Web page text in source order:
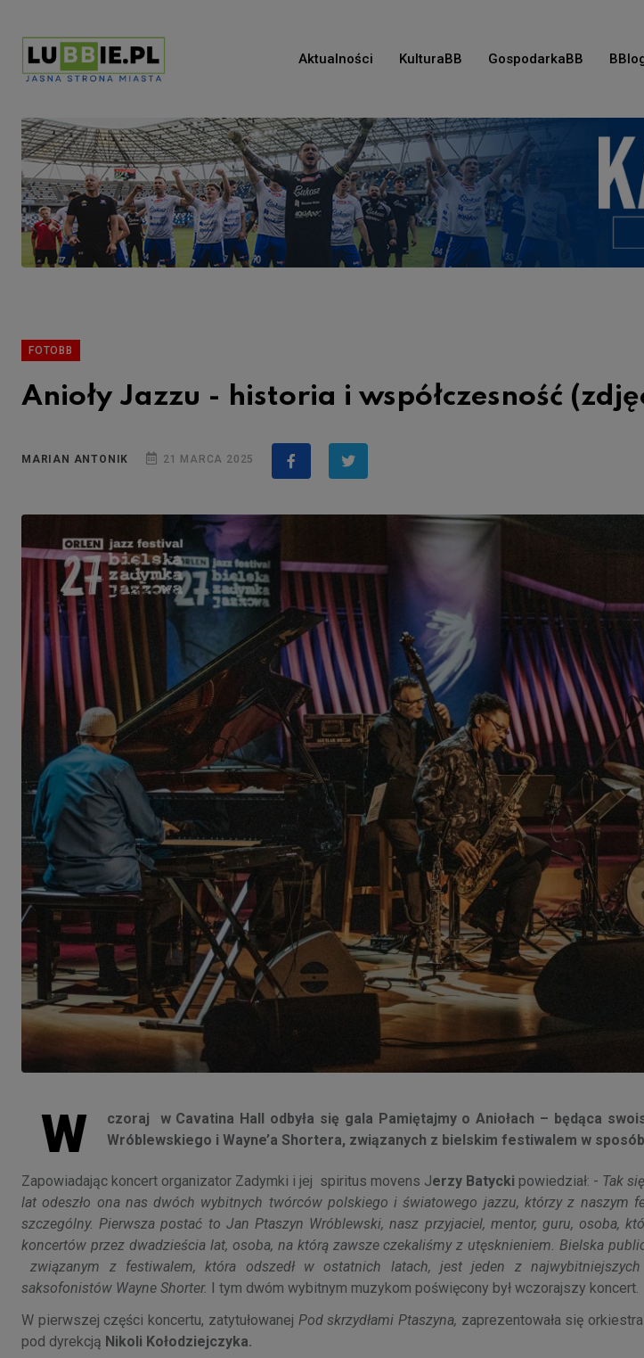
Aktualności KulturaBB GospodarkaBB
FOTOBB
Anioły Jazzu - historia i współczesność
MARIAN ANTONIK 21 MARCA 2025
W
czoraj w Cavatina Hall odbyła się gala Pamiętajmy o Aniołach – będąca
Wróblewskiego i Wayne’a Shortera, związanych z bielskim festiwalem w
Zapowiadając koncert organizator Zadymki i jej spiritus movens Jerzy Batycki powiedział: - Tak
lat odeszło ona nas dwóch wybitnych twórców polskiego i światowego jazzu, którzy z naszym
szczególny. Pierwsza postać to Jan Ptaszyn Wróblewski, nasz przyjaciel, mentor, guru, osoba,
koncertów przez dwadzieścia lat, osoba, na którą zawsze czekaliśmy z utęsknieniem. Bielska
związanym z festiwalem, która odszedł w ostatnich latach, jest jeden z
saksofonistów Wayne Shorter. I tym dwóm wybitnym muzykom poświęcony był wczorajszy koncert.
W pierwszej części koncertu, zatytułowanej Pod skrzydłami Ptaszyna, zaprezentowała się
pod dyrekcją Nikoli Kołodziejczyka.